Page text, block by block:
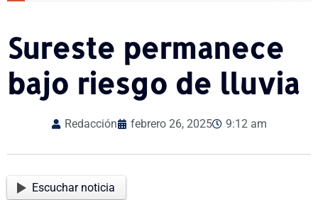
Sureste permanece
bajo riesgo de lluvia
Redacción febrero 26, 2025 9:12 am
Escuchar noticia